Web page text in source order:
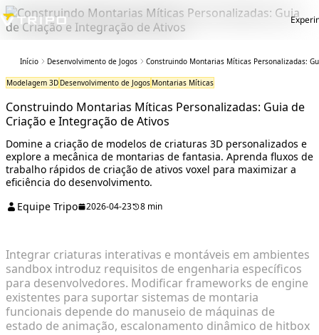
Início Desenvolvimento de Jogos Construindo Montarias Míticas Personalizadas:
Modelagem 3D Desenvolvimento de Jogos Montarias Míticas
Construindo Montarias Míticas Personalizadas: Guia de
Criação e Integração de Ativos
Domine a criação de modelos de criaturas 3D personalizados e
explore a mecânica de montarias de fantasia. Aprenda fluxos de
trabalho rápidos de criação de ativos voxel para maximizar a
eficiência do desenvolvimento.
Equipe Tripo
2026-04-23 8 min
Integrar criaturas interativas e montáveis em ambientes
sandbox introduz requisitos de engenharia específicos
para desenvolvedores. Modificar frameworks de engine
existentes para suportar sistemas de montaria
funcionais depende do manuseio de máquinas de
estado de animação, escalonamento dinâmico de hitbox